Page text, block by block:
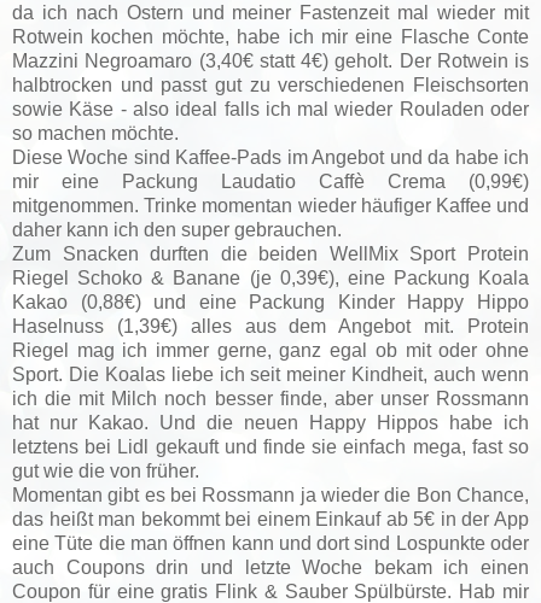
da ich nach Ostern und meiner Fastenzeit mal wieder mit
Rotwein kochen möchte, habe ich mir eine Flasche Conte
Mazzini Negroamaro (3,40€ statt 4€) geholt. Der Rotwein is
halbtrocken und passt gut zu verschiedenen Fleischsorten
sowie Käse - also ideal falls ich mal wieder Rouladen oder
so machen möchte.
Diese Woche sind Kaffee-Pads im Angebot und da habe ich
mir eine Packung Laudatio Caffè Crema (0,99€)
mitgenommen. Trinke momentan wieder häufiger Kaffee und
daher kann ich den super gebrauchen.
Zum Snacken durften die beiden WellMix Sport Protein
Riegel Schoko & Banane (je 0,39€), eine Packung Koala
Kakao (0,88€) und eine Packung Kinder Happy Hippo
Haselnuss (1,39€) alles aus dem Angebot mit. Protein
Riegel mag ich immer gerne, ganz egal ob mit oder ohne
Sport. Die Koalas liebe ich seit meiner Kindheit, auch wenn
ich die mit Milch noch besser finde, aber unser Rossmann
hat nur Kakao. Und die neuen Happy Hippos habe ich
letztens bei Lidl gekauft und finde sie einfach mega, fast so
gut wie die von früher.
Momentan gibt es bei Rossmann ja wieder die Bon Chance,
das heißt man bekommt bei einem Einkauf ab 5€ in der App
eine Tüte die man öffnen kann und dort sind Lospunkte oder
auch Coupons drin und letzte Woche bekam ich einen
Coupon für eine gratis Flink & Sauber Spülbürste. Hab mir